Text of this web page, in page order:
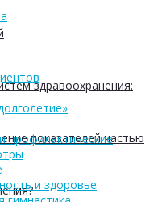
здравоохранения:
показателей частью
профилактические
и здоровье